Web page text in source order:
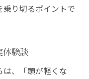
り切るポイントで
体験談
、「頭が軽くな